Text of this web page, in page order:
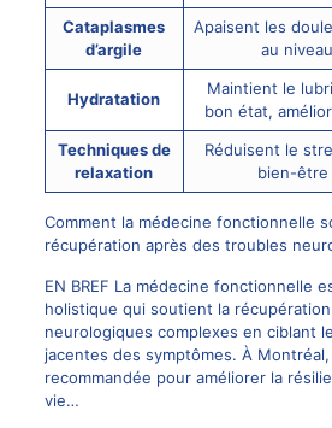
Cataplasmes
d’argile
Apaisent les
au
Hydratation
Maintient le
bon état,
Techniques de
relaxation
Réduisent le
bien-être
Comment la médecine fonctionnelle
récupération après des troubles
EN BREF La médecine fonctionnelle
holistique qui soutient la
neurologiques complexes en ciblant
jacentes des symptômes. À
recommandée pour améliorer la
vie…